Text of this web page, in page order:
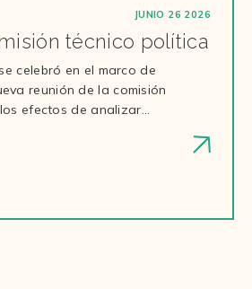
JUNIO 26 2026
técnico política
celebró en el marco de
reunión de la comisión
efectos de analizar…